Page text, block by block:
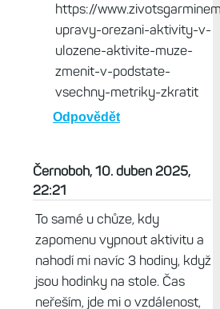
Jak prosím zpětně ořezáváš
nechtěnou část aktivity? Díky
Odpovědět
Život s Garminem, 17. září
Na všechno tu mám
návody :-) Stačí jen hledat.
upravy-orezani-aktivity-v-
ulozene-aktivite-muze-
zmenit-v-podstate-
vsechny-metriky-zkratit